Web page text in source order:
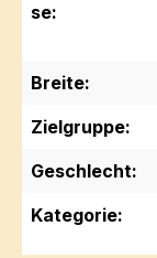
se:
Breite:
Zielgruppe:
Geschlecht:
Kategorie: